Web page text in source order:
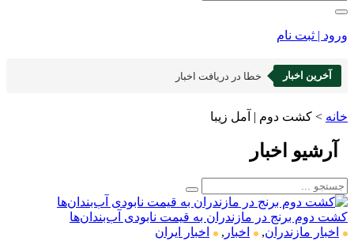
ورود | ثبت نام
آخرین اخبار خطا در دریافت اخبار
خانه > کشت دوم | آمل زیبا
آرشیو اخبار
کشت دوم برنج در مازندران به قیمت نابودی آب‌بندان‌ها
اخبار مازندران, اخبار , اخبار ایران